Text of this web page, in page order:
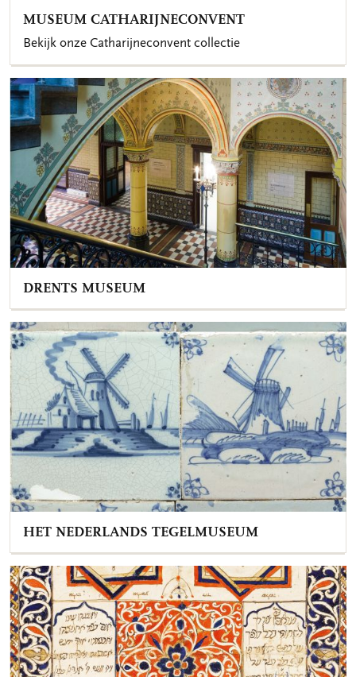
MUSEUM CATHARIJNECONVENT
Bekijk onze Catharijneconvent collectie
DRENTS MUSEUM
HET NEDERLANDS TEGELMUSEUM